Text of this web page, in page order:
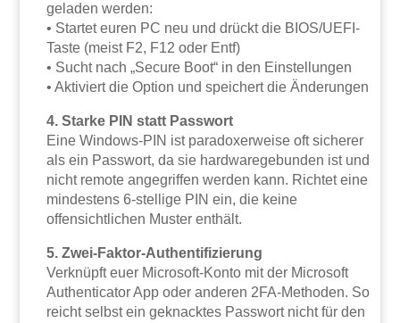
geladen werden:
• Startet euren PC neu und drückt die BIOS/UEFI-
Taste (meist F2, F12 oder Entf)
• Sucht nach „Secure Boot“ in den Einstellungen
• Aktiviert die Option und speichert die Änderungen
4. Starke PIN statt Passwort
Eine Windows-PIN ist paradoxerweise oft sicherer
als ein Passwort, da sie hardwaregebunden ist und
nicht remote angegriffen werden kann. Richtet eine
mindestens 6-stellige PIN ein, die keine
offensichtlichen Muster enthält.
5. Zwei-Faktor-Authentifizierung
Verknüpft euer Microsoft-Konto mit der Microsoft
Authenticator App oder anderen 2FA-Methoden. So
reicht selbst ein geknacktes Passwort nicht für den